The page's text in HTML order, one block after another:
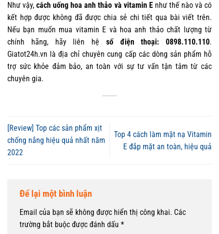
Như vậy,cách uống hoa anh thảo và vitamin Enhư thế nào và có
kết hợp được không đã được chia sẻ chi tiết qua bài viết trên.
Nếu bạn muốn mua vitamin E và hoa anh thảo chất lượng từ
chính hãng, hãy liên hệ số điện thoại: 0898.110.110.
Giatot24h.vn là địa chỉ chuyên cung cấp các dòng sản phẩm hỗ
trợ sức khỏe đảm bảo, an toàn với sự tư vấn tận tâm từ các
chuyên gia.
[Review] Top các sản phẩm xịt
chống nắng hiệu quả nhất năm
2022
Top 4 cách làm mặt nạ Vitamin
E đắp mặt an toàn, hiệu quả
Để lại một bình luận
Email của bạn sẽ không được hiển thị công khai. Các
trường bắt buộc được đánh dấu *